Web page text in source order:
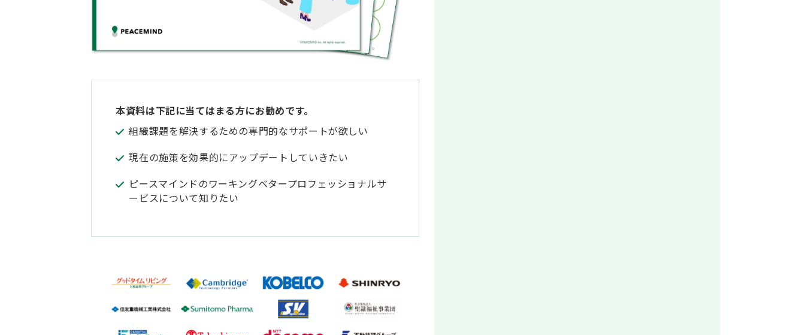
本資料は下記に当てはまる方にお勧めです。
組織課題を解決するための専門的なサポートが欲しい
現在の施策を効果的にアップデートしていきたい
ピースマインドのワーキングベタープロフェッショナルサ
ービスについて知りたい